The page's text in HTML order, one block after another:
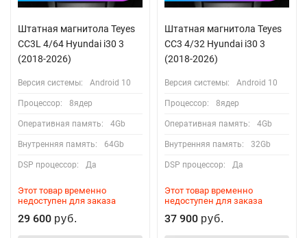
Штатная магнитола Teyes
CC3L 4/64 Hyundai i30 3
(2018-2026)
Версия системы: Android 10
Процессор: 8ядер
Оперативная память: 4Gb
Внутренняя память: 64Gb
DSP процессор: Да
Этот товар временно
недоступен для заказа
29 600 руб.
Штатная магнитола Teyes
CC3 4/32 Hyundai i30 3
(2018-2026)
Версия системы: Android 10
Процессор: 8ядер
Оперативная память: 4Gb
Внутренняя память: 32Gb
DSP процессор: Да
Этот товар временно
недоступен для заказа
37 900 руб.